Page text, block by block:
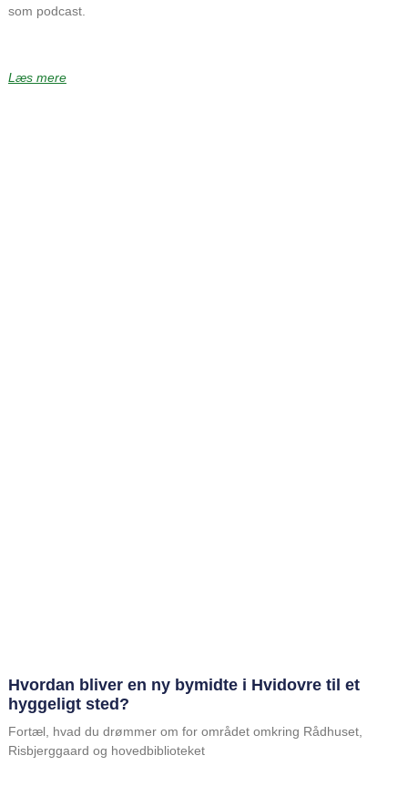
som podcast.
Læs mere
Hvordan bliver en ny bymidte i Hvidovre til et
hyggeligt sted?
Fortæl, hvad du drømmer om for området omkring Rådhuset,
Risbjerggaard og hovedbiblioteket